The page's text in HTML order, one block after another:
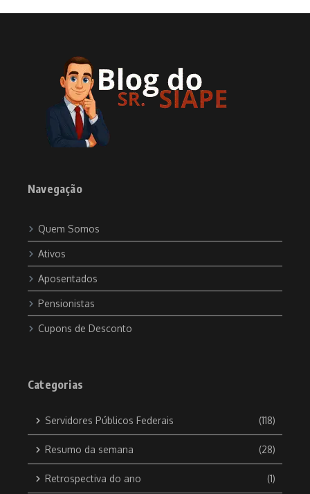
Navegação
Quem Somos
Ativos
Aposentados
Pensionistas
Cupons de Desconto
Categorias
Servidores Públicos Federais (118)
Resumo da semana (28)
Retrospectiva do ano (1)